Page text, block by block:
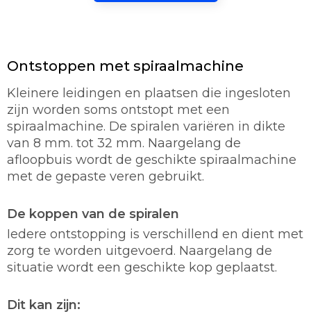
Ontstoppen met spiraalmachine
Kleinere leidingen en plaatsen die ingesloten
zijn worden soms ontstopt met een
spiraalmachine. De spiralen variëren in dikte
van 8 mm. tot 32 mm. Naargelang de
afloopbuis wordt de geschikte spiraalmachine
met de gepaste veren gebruikt.
De koppen van de spiralen
Iedere ontstopping is verschillend en dient met
zorg te worden uitgevoerd. Naargelang de
situatie wordt een geschikte kop geplaatst.
Dit kan zijn: